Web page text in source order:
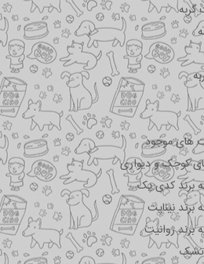
های موجود
کوچک و دیواری
برند کدی پک
نیناپت
برند ژوانیت
تشک